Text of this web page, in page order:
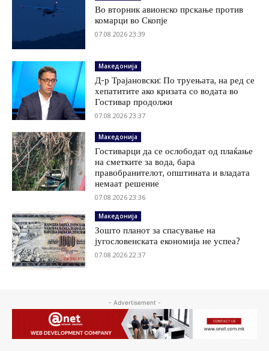
Во вторник авионско прскање против
комарци во Скопје
07.08.2026 23:39
Македонија
Д-р Трајановски: По труењата, на ред се
хепатитите ако кризата со водата во
Гостивар продолжи
07.08.2026 23:37
Македонија
Гостиварци да се ослободат од плаќање
на сметките за вода, бара
правобранителот, општината и владата
немаат решение
07.08.2026 23:36
Македонија
Зошто планот за спасување на
југословенската економија не успеа?
07.08.2026 22:37
- Advertisement -